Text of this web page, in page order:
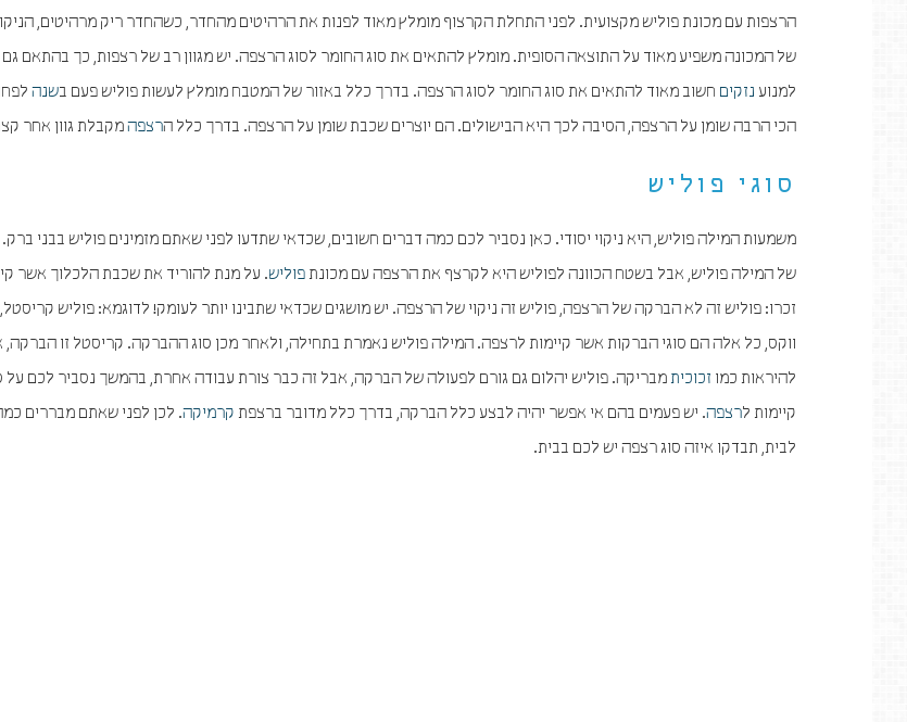
הרצפות עם מכונת פוליש מקצועית. לפני התחלת הקרצוף מומלץ מאוד לפנות את הרהיטים מהחדר, כשהחדר ריק מרהיטים,
של המכונה משפיע מאוד על התוצאה הסופית. מומלץ להתאים את סוג החומר לסוג הרצפה. יש מגוון רב של רצפות, כך בהתאם גם
למנוע נזקים חשוב מאוד להתאים את סוג החומר לסוג הרצפה. בדרך כלל באזור של המטבח מומלץ לעשות פוליש פעם בשנה
הכי הרבה שומן על הרצפה, הסיבה לכך היא הבישולים. הם יוצרים שכבת שומן על הרצפה. בדרך כלל הרצפהמקבלת גוון אחר
סוגי פוליש
משמעות המילה פוליש, היא ניקוי יסודי. כאן נסביר לכם כמה דברים חשובים, שכדאי שתדעו לפני שאתם מזמינים פוליש בבני
של המילה פוליש, אבל בשטח הכוונה לפוליש היא לקרצף את הרצפה עם מכונתפוליש. על מנת להוריד את שכבת הלכלוך אשר
זכרו: פוליש זה לא הברקה של הרצפה, פוליש זה ניקוי של הרצפה. יש מושגים שכדאי שתבינו יותר לעומק! לדוגמא: פוליש קריסטל,
ווקס, כל אלה הם סוגי הברקות אשר קיימות לרצפה. המילה פוליש נאמרת בתחילה, ולאחר מכן סוג ההברקה. קריסטל זו
להיראות כמו זכוכיתמבריקה. פוליש יהלום גם גורם לפעולה של הברקה, אבל זה כבר צורת עבודה אחרת, בהמשך נסביר לכם על
קיימות לרצפה. יש פעמים בהם אי אפשר יהיה לבצע כלל הברקה, בדרך כלל מדובר ברצפת קרמיקה. לכן לפני שאתם מבררים
לבית, תבדקו איזה סוג רצפה יש לכם בבית.